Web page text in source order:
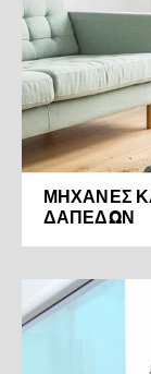
ΜΗΧΑΝΈΣ
ΔΑΠΈΔΩΝ